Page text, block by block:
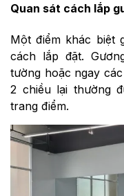
Quan sát cách lắp
Một điểm khác biệt
cách lắp đặt.
tường hoặc ngay
2 chiều lại thường
trang điểm.